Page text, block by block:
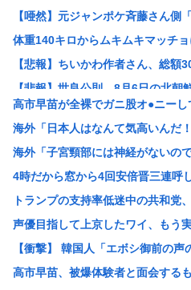
【唖然】元ジャンポケ斉藤さん側
体重140キロからムキムキマッチ
【悲報】ちいかわ作者さん、総額
【悲報】世良公則、8月6日の北朝
【悲報】元ジャンポケ斉藤側「バ
【解決】アニメ業界「助けて！原
好きな惣菜パンベスト3は?
髭剃りの替え刃って高過ぎじゃね
【衝撃画像】昔の『深夜アニメ』
“アンダーヘア脱毛”に中高年男性
【画像】ドカタさん、現場監督に
【画像】橋本環奈さん、昔からビ
高市早苗が全裸でガニ股オ●ニー
海外「日本人はなんて気高いんだ
海外「子宮頸部には神経がないの
4時だから窓から4回安倍晋三連呼
トランプの支持率低迷中の共和党
声優目指して上京したワイ、もう
【衝撃】 韓国人「エボシ御前の声
高市早苗、被爆体験者と面会する